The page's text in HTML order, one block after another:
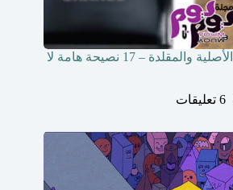
كيف تفرق بين الماركات الأصلية والمقلدة – 17 نصيحة هامة لا
6 تعليقات